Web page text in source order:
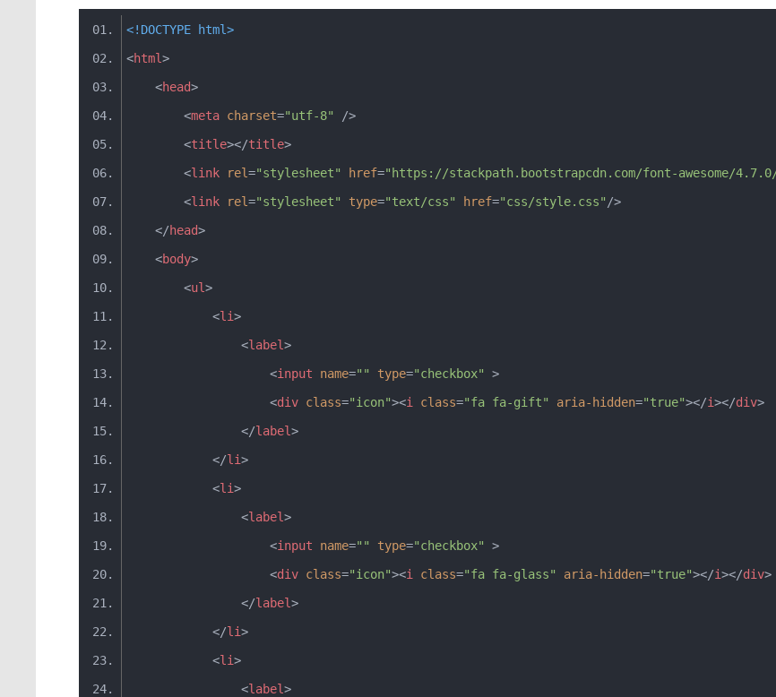
<!DOCTYPE html>
<html>
<head>
<meta charset="utf-8"
/>
<title></title>
<link rel="stylesheet" href="https://stackpath.bootstrapcdn.com/font-awesome/
<link rel="stylesheet" type="text/css" href="css/style.css" />
</head>
<body>
<ul>
<li>
<label>
<input name="" type="checkbox"
>
<div class="icon"><i class="fa fa-gift" aria-hidden="true"></i></div>
</label>
</li>
<li>
<label>
<input name="" type="checkbox"
>
<div class="icon"><i class="fa fa-glass" aria-hidden="true"></i></div>
</label>
</li>
<li>
<label>